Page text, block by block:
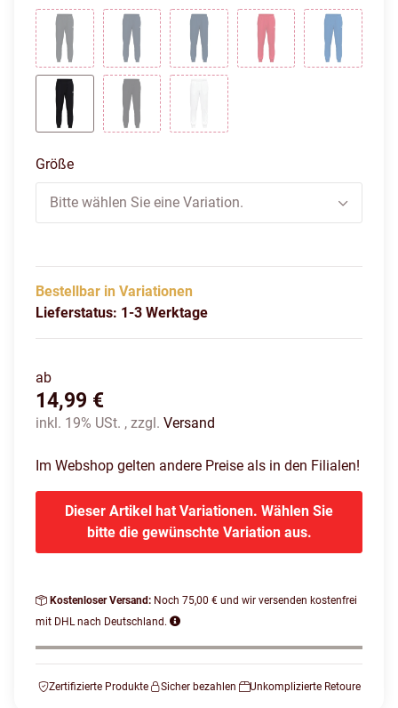
Anthrazit Marine Navy
Größe
Bitte wählen Sie eine Variation.
Bestellbar in Variationen
Lieferstatus: 1-3 Werktage
ab
14,99 €
inkl. 19% USt. , zzgl. Versand
Im Webshop gelten andere Preise als in den Filialen!
Dieser Artikel hat Variationen. Wählen Sie
bitte die gewünschte Variation aus.
Kostenloser Versand: Noch 75,00 € und wir versenden kostenfrei
mit DHL nach Deutschland.
Zertifizierte Produkte Sicher bezahlen Unkomplizierte Retoure